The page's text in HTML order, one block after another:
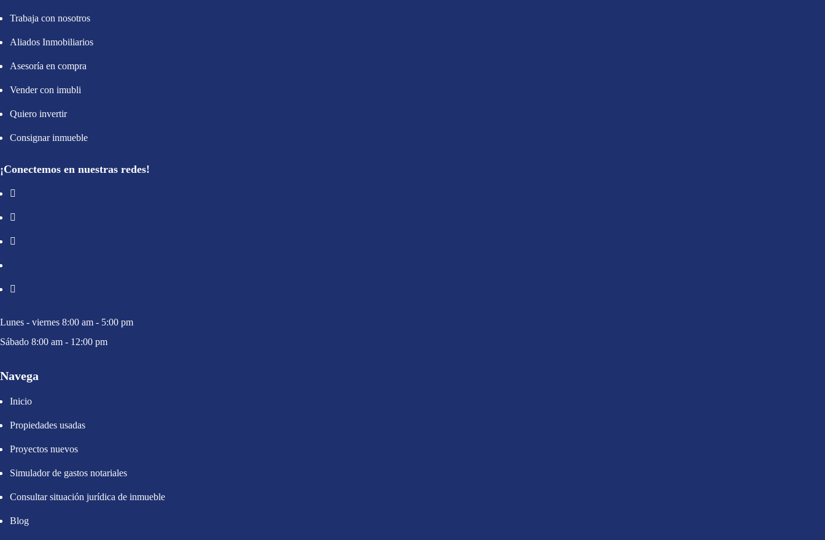
Trabaja con nosotros
Aliados Inmobiliarios
Asesoría en compra
Vender con imubli
Quiero invertir
Consignar inmueble
¡Conectemos en nuestras redes!
Lunes - viernes 8:00 am - 5:00 pm
Sábado 8:00 am - 12:00 pm
Navega
Inicio
Propiedades usadas
Proyectos nuevos
Simulador de gastos notariales
Consultar situación jurídica de inmueble
Blog